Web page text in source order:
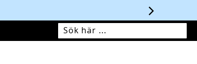
SÖK SÖK
MIN VARUKORG